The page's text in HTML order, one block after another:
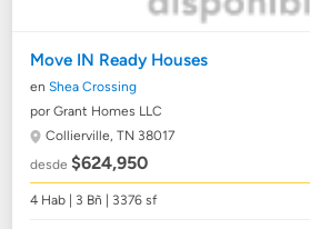
Move IN Ready Houses
enShea Crossing
por Grant Homes LLC
Collierville, TN 38017
desde$624,950
4 Hab | 3 Bñ | 3376 sf